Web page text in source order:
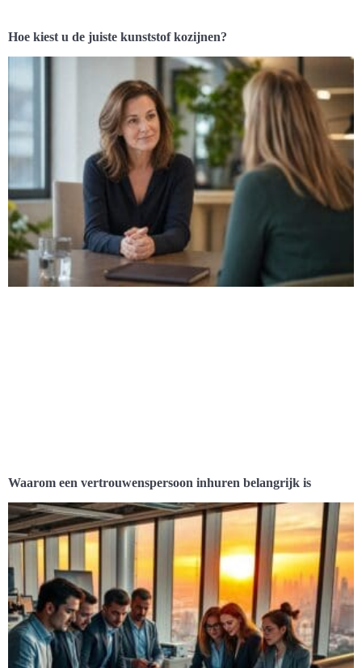
Hoe kiest u de juiste kunststof kozijnen?
Waarom een vertrouwenspersoon inhuren belangrijk is